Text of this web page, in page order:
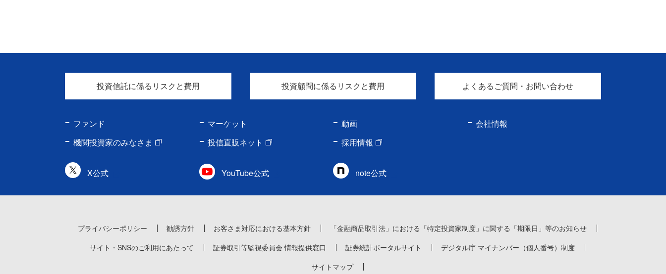
投資信託に係るリスクと費用 投資顧問に係るリスクと費用 よくあるご質問・お問い合わせ
ファンド マーケット 動画
会社情報
機関投資家のみなさま
投信直販ネット 採用情報
X公式 YouTube公式 note公式
プライバシーポリシー 勧誘方針 お客さま対応における基本方針
「金融商品取引法」における「特定投資家制度」に関する「期限日」等のお知らせ
サイト・SNSのご利用にあたって
証券取引等監視委員会 情報提供窓口 証券統計ポータルサイト
デジタル庁 マイナンバー（個人番号）制度
サイトマップ